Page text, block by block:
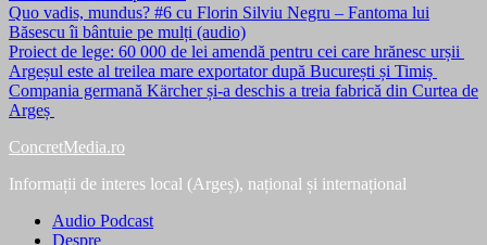
Quo vadis, mundus? #6 cu Florin Silviu Negru – Fantoma lui
Băsescu îi bântuie pe mulți (audio)
Proiect de lege: 60 000 de lei amendă pentru cei care hrănesc urșii
Argeșul este al treilea mare exportator după București și Timiș
Compania germană Kärcher și-a deschis a treia fabrică din Curtea de
Argeș
ConcretMedia.ro
Informații de interes local (Argeș), național și internațional
Audio Podcast
Despre